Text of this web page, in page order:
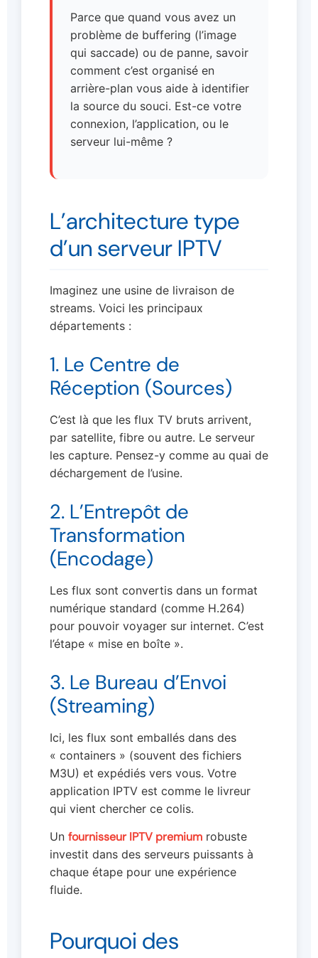
Parce que quand vous avez un
problème de buffering (l’image
qui saccade) ou de panne, savoir
comment c’est organisé en
arrière-plan vous aide à identifier
la source du souci. Est-ce votre
connexion, l’application, ou le
serveur lui-même ?
L’architecture type
d’un serveur IPTV
Imaginez une usine de livraison de
streams. Voici les principaux
départements :
1. Le Centre de
Réception (Sources)
C’est là que les flux TV bruts arrivent,
par satellite, fibre ou autre. Le serveur
les capture. Pensez-y comme au quai de
déchargement de l’usine.
2. L’Entrepôt de
Transformation
(Encodage)
Les flux sont convertis dans un format
numérique standard (comme H.264)
pour pouvoir voyager sur internet. C’est
l’étape « mise en boîte ».
3. Le Bureau d’Envoi
(Streaming)
Ici, les flux sont emballés dans des
« containers » (souvent des fichiers
M3U) et expédiés vers vous. Votre
application IPTV est comme le livreur
qui vient chercher ce colis.
Un fournisseur IPTV premium robuste
investit dans des serveurs puissants à
chaque étape pour une expérience
fluide.
Pourquoi des